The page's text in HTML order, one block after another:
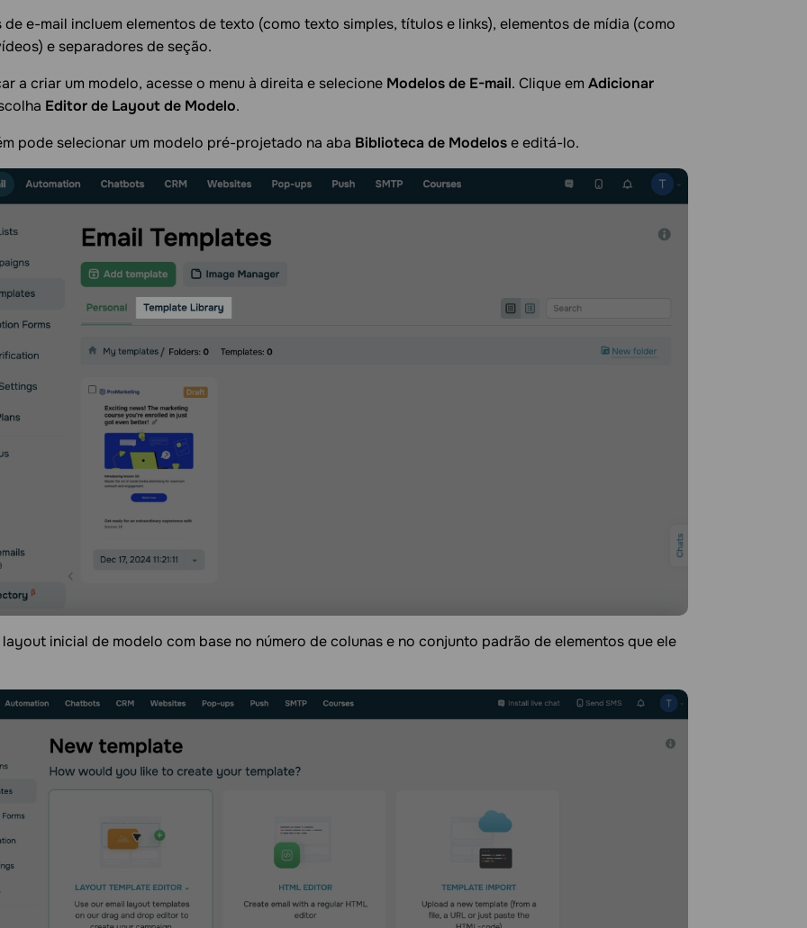
de e-mail incluem elementos de texto (como texto simples, títulos e links), elementos de mídia (como
e separadores de seção.
a criar um modelo, acesse o menu à direita e selecione Modelos de E-mail. Clique em Adicionar
Editor de Layout de Modelo.
pode selecionar um modelo pré-projetado na aba Biblioteca de Modelose editá-lo.
layout inicial de modelo com base no número de colunas e no conjunto padrão de elementos que ele